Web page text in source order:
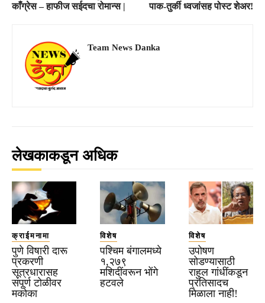
काँग्रेस – हाफीज सईदचा रोमान्स |
पाक-तुर्की ध्वजांसह पोस्ट शेअर!
Team News Danka
लेखकाकडून अधिक
क्राईमनामा
पुणे विषारी दारू
प्रकरणी
सूत्रधारासह
संपूर्ण टोळीवर
मकोका
विशेष
पश्चिम बंगालमध्ये
१,२७९
मशिदींवरून भोंगे
हटवले
विशेष
उपोषण
सोडण्यासाठी
राहुल गांधींकडून
प्रतिसादच
मिळाला नाही!